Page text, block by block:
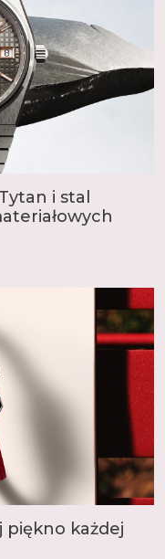
i stal
piękno każdej